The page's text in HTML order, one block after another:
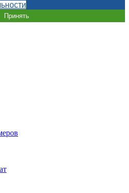
Принять